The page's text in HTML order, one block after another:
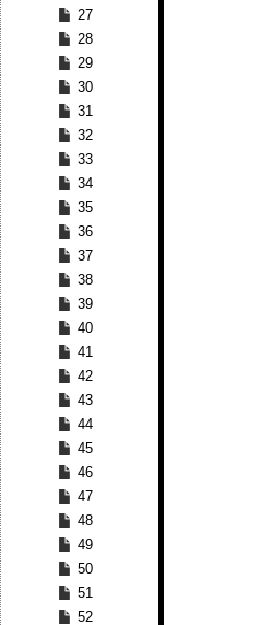
27
28
29
30
31
32
33
34
35
36
37
38
39
40
41
42
43
44
45
46
47
48
49
50
51
52